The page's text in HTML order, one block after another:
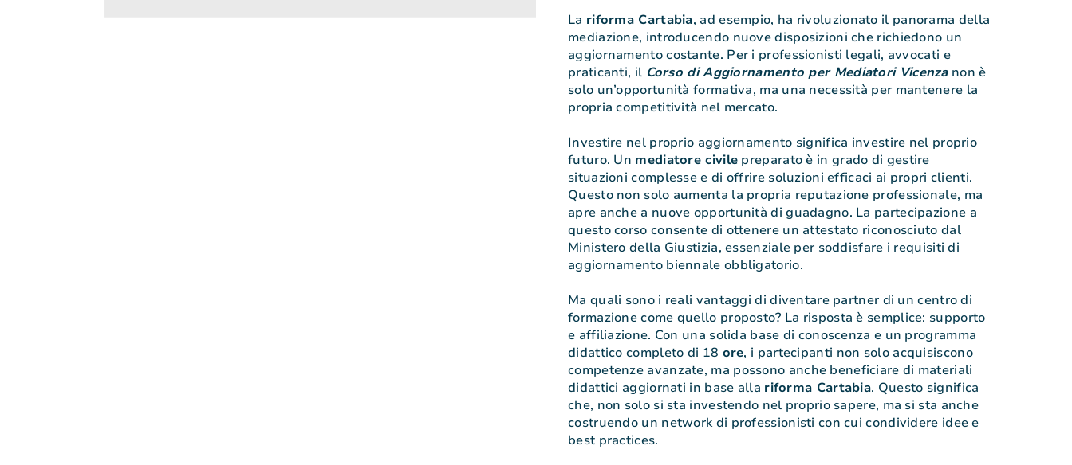
La riforma Cartabia, ad esempio, ha rivoluzionato il panorama della
mediazione, introducendo nuove disposizioni che richiedono un
aggiornamento costante. Per i professionisti legali, avvocati e
praticanti, il Corso di Aggiornamento per Mediatori Vicenzanon è
solo un’opportunità formativa, ma una necessità per mantenere la
propria competitività nel mercato.
Investire nel proprio aggiornamento significa investire nel proprio
futuro. Un mediatore civile preparato è in grado di gestire
situazioni complesse e di offrire soluzioni efficaci ai propri clienti.
Questo non solo aumenta la propria reputazione professionale, ma
apre anche a nuove opportunità di guadagno. La partecipazione a
questo corso consente di ottenere un attestato riconosciuto dal
Ministero della Giustizia, essenziale per soddisfare i requisiti di
aggiornamento biennale obbligatorio.
Ma quali sono i reali vantaggi di diventare partner di un centro di
formazione come quello proposto? La risposta è semplice: supporto
e affiliazione. Con una solida base di conoscenza e un programma
didattico completo di 18 ore, i partecipanti non solo acquisiscono
competenze avanzate, ma possono anche beneficiare di materiali
didattici aggiornati in base alla riforma Cartabia. Questo significa
che, non solo si sta investendo nel proprio sapere, ma si sta anche
costruendo un network di professionisti con cui condividere idee e
best practices.